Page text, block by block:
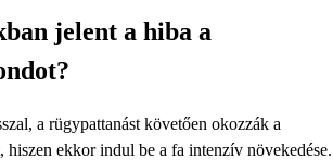
jelent a hiba a
a rügypattanást követően okozzák a
hiszen ekkor indul be a fa intenzív növekedése.